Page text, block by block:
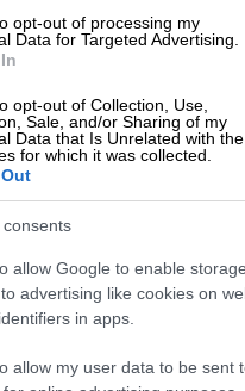
opt-out of processing my
Data for Targeted Advertising.
opt-out of Collection, Use,
Sale, and/or Sharing of my
Data that Is Unrelated with the
for which it was collected.
allow Google to enable storage
advertising like cookies on
in apps.
allow my user data to be sent
να
μιας νέας
μετάβαση»